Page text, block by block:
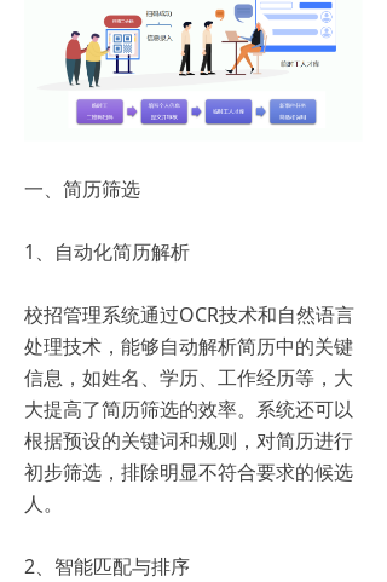
一、简历筛选
1、自动化简历解析
校招管理系统通过OCR技术和自然语言
处理技术，能够自动解析简历中的关键
信息，如姓名、学历、工作经历等，大
大提高了简历筛选的效率。系统还可以
根据预设的关键词和规则，对简历进行
初步筛选，排除明显不符合要求的候选
人。
2、智能匹配与排序